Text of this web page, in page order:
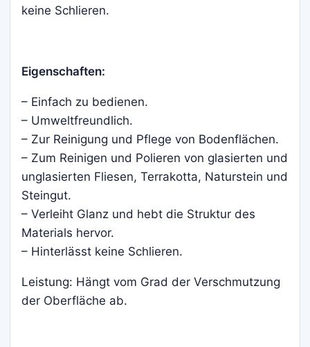
keine Schlieren.
Eigenschaften:
– Einfach zu bedienen.
– Umweltfreundlich.
– Zur Reinigung und Pflege von Bodenflächen.
– Zum Reinigen und Polieren von glasierten und
unglasierten Fliesen, Terrakotta, Naturstein und
Steingut.
– Verleiht Glanz und hebt die Struktur des
Materials hervor.
– Hinterlässt keine Schlieren.
Leistung: Hängt vom Grad der Verschmutzung
der Oberfläche ab.